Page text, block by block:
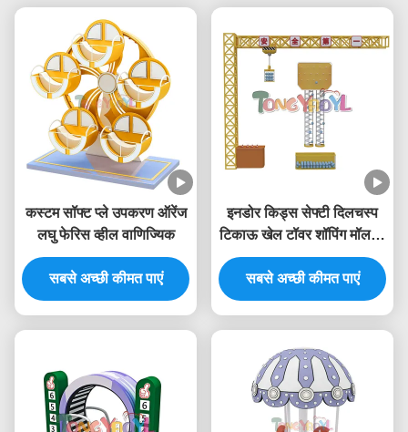
कस्टम सॉफ्ट प्ले उपकरण ऑरेंज
लघु फेरिस व्हील वाणिज्यिक
सबसे अच्छी कीमत पाएं
इनडोर किड्स सेफ्टी दिलचस्प
टिकाऊ खेल टॉवर शॉपिंग मॉल के
लिए सॉफ्ट प्ले उपकरण
सबसे अच्छी कीमत पाएं